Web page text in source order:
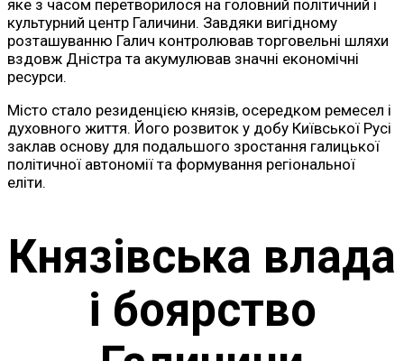
яке з часом перетворилося на головний політичний і
культурний центр Галичини. Завдяки вигідному
розташуванню Галич контролював торговельні шляхи
вздовж Дністра та акумулював значні економічні
ресурси.
Місто стало резиденцією князів, осередком ремесел і
духовного життя. Його розвиток у добу Київської Русі
заклав основу для подальшого зростання галицької
політичної автономії та формування регіональної
еліти.
Князівська влада
і боярство